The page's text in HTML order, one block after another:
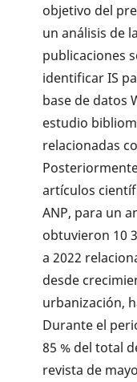
objetivo del
un análisis de
publicaciones
identificar IS
base de datos
estudio
relacionadas
artículos
ANP, para un
obtuvieron 10
a 2022
desde
urbanización,
Durante el
85 % del total
revista de